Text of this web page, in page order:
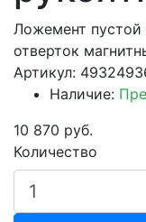
Ложемент пустой
отверток
Артикул:
Наличие:
10 870 руб.
Количество